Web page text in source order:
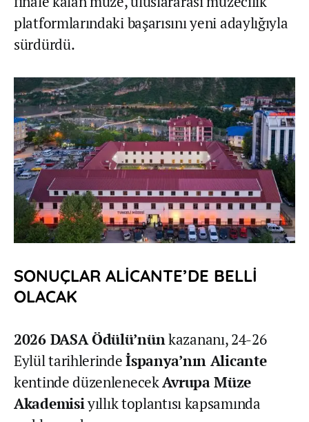
platformlarındaki başarısını yeni adaylığıyla
sürdürdü.
SONUÇLAR ALİCANTE’DE BELLİ
OLACAK
2026 DASA Ödülü’nünkazananı, 24-26
Eylül tarihlerindeİspanya’nın Alicante
kentinde düzenlenecekAvrupa Müze
Akademisiyıllık toplantısı kapsamında